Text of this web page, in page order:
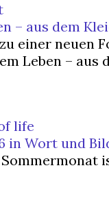
– aus dem
einer neuen
Leben – aus
life
in Wort und